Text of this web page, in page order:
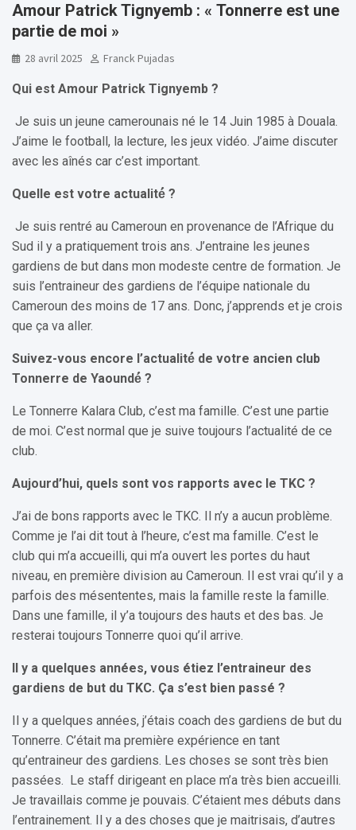
Amour Patrick Tignyemb : « Tonnerre est une
partie de moi »
28 avril 2025 Franck Pujadas
Qui est Amour Patrick Tignyemb ?
Je suis un jeune camerounais né le 14 Juin 1985 à Douala.
J’aime le football, la lecture, les jeux vidéo. J’aime discuter
avec les aînés car c’est important.
Quelle est votre actualité́ ?
Je suis rentré au Cameroun en provenance de l’Afrique du
Sud il y a pratiquement trois ans. J’entraine les jeunes
gardiens de but dans mon modeste centre de formation. Je
suis l’entraineur des gardiens de l’équipe nationale du
Cameroun des moins de 17 ans. Donc, j’apprends et je crois
que ça va aller.
Suivez-vous encore l’actualité́ de votre ancien club
Tonnerre de Yaoundé́ ?
Le Tonnerre Kalara Club, c’est ma famille. C’est une partie
de moi. C’est normal que je suive toujours l’actualité de ce
club.
Aujourd’hui, quels sont vos rapports avec le TKC ?
J’ai de bons rapports avec le TKC. Il n’y a aucun problème.
Comme je l’ai dit tout à l’heure, c’est ma famille. C’est le
club qui m’a accueilli, qui m’a ouvert les portes du haut
niveau, en première division au Cameroun. Il est vrai qu’il y a
parfois des mésententes, mais la famille reste la famille.
Dans une famille, il y’a toujours des hauts et des bas. Je
resterai toujours Tonnerre quoi qu’il arrive.
Il y a quelques années, vous étiez l’entraineur des
gardiens de but du TKC. Ça s’est bien passé ?
Il y a quelques années, j’étais coach des gardiens de but du
Tonnerre. C’était ma première expérience en tant
qu’entraineur des gardiens. Les choses se sont très bien
passées. Le staff dirigeant en place m’a très bien accueilli.
Je travaillais comme je pouvais. C’étaient mes débuts dans
l’entrainement. Il y a des choses que je maitrisais, d’autres